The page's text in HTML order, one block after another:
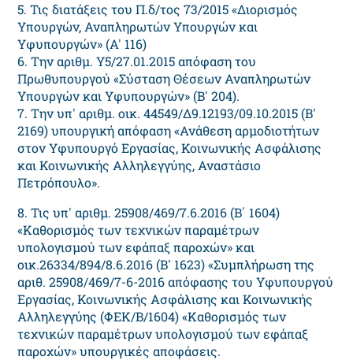
5. Τις διατάξεις του Π.δ/τος 73/2015 «Διορισμός
Υπουργών, Αναπληρωτών Υπουργών και
Υφυπουργών» (Α' 116)
6. Την αριθμ. Υ5/27.01.2015 απόφαση του
Πρωθυπουργού «Σύσταση Θέσεων Αναπληρωτών
Υπουργών και Υφυπουργών» (Β' 204).
7. Την υπ' αριθμ. οικ. 44549/Δ9.12193/09.10.2015 (Β'
2169) υπουργική απόφαση «Ανάθεση αρμοδιοτήτων
στον Υφυπουργό Εργασίας, Κοινωνικής Ασφάλισης
και Κοινωνικής Αλληλεγγύης, Αναστάσιο
Πετρόπουλο».
8. Τις υπ' αριθμ. 25908/469/7.6.2016 (Β΄ 1604)
«Καθορισμός των τεχνικών παραμέτρων
υπολογισμού των εφάπαξ παροχών» και
οικ.26334/894/8.6.2016 (Β' 1623) «Συμπλήρωση της
αριθ. 25908/469/7-6-2016 απόφασης του Υφυπουργού
Εργασίας, Κοινωνικής Ασφάλισης και Κοινωνικής
Αλληλεγγύης (ΦΕΚ/Β/1604) «Καθορισμός των
τεχνικών παραμέτρων υπολογισμού των εφάπαξ
παροχών» υπουργικές αποφάσεις.